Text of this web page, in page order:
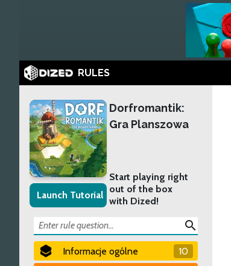
RULES
Launch Tutorial
Dorfromantik:
Gra Planszowa
Start playing right
out of the box
with Dized!
search
Informacje ogólne
10